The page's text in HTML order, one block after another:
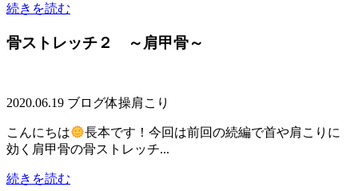
続きを読む
骨ストレッチ２ ～肩甲骨～
2020.06.19 ブログ体操肩こり
こんにちは
長本です！今回は前回の続編で首や肩こりに
効く肩甲骨の骨ストレッチ...
続きを読む